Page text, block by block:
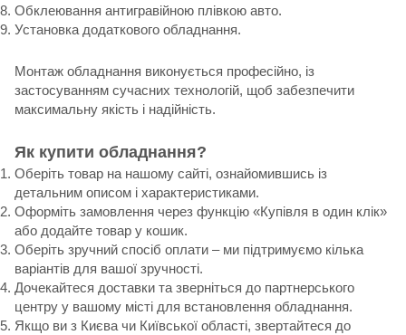
Обклеювання антигравійною плівкою авто.
Установка додаткового обладнання.
Монтаж обладнання виконується професійно, із
застосуванням сучасних технологій, щоб забезпечити
максимальну якість і надійність.
Як купити обладнання?
Оберіть товар на нашому сайті, ознайомившись із
детальним описом і характеристиками.
Оформіть замовлення через функцію «Купівля в один клік»
або додайте товар у кошик.
Оберіть зручний спосіб оплати – ми підтримуємо кілька
варіантів для вашої зручності.
Дочекайтеся доставки та зверніться до партнерського
центру у вашому місті для встановлення обладнання.
Якщо ви з Києва чи Київської області, звертайтеся до